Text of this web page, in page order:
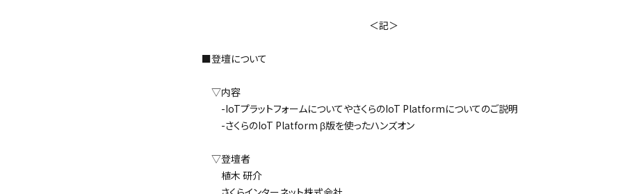
＜記＞
■登壇について
▽内容
-IoTプラットフォームについてやさくらのIoT Platformについてのご説明
-さくらのIoT Platform β版を使ったハンズオン
▽登壇者
植木 研介